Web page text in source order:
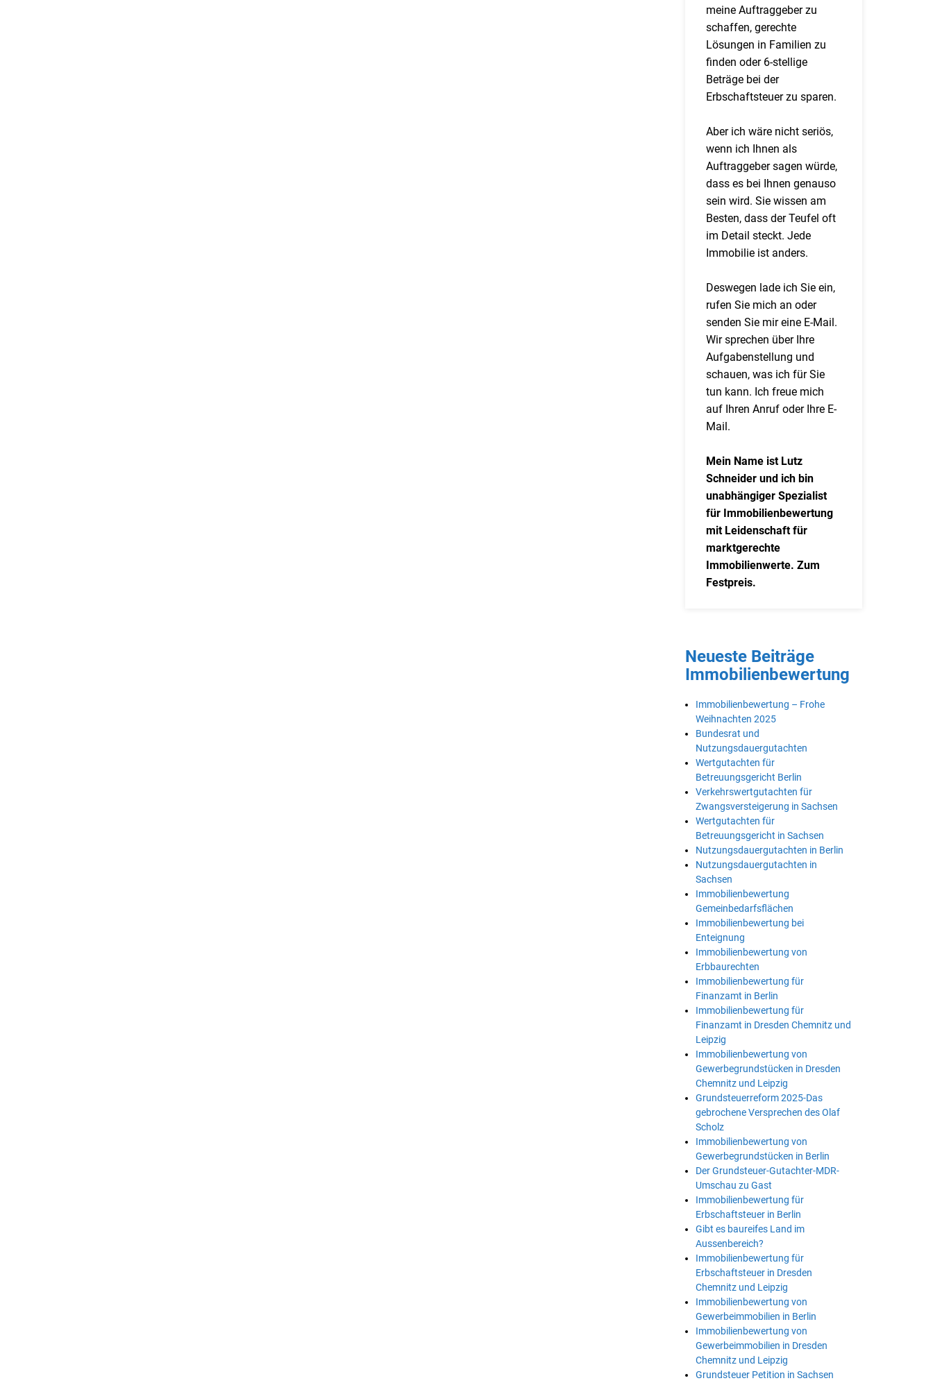
meine Auftraggeber zu
schaffen, gerechte
Lösungen in Familien zu
finden oder 6-stellige
Beträge bei der
Erbschaftsteuer zu sparen.
Aber ich wäre nicht seriös,
wenn ich Ihnen als
Auftraggeber sagen würde,
dass es bei Ihnen genauso
sein wird. Sie wissen am
Besten, dass der Teufel oft
im Detail steckt. Jede
Immobilie ist anders.
Deswegen lade ich Sie ein,
rufen Sie mich an oder
senden Sie mir eine E-Mail.
Wir sprechen über Ihre
Aufgabenstellung und
schauen, was ich für Sie
tun kann. Ich freue mich
auf Ihren Anruf oder Ihre E-
Mail.
Mein Name ist Lutz
Schneider und ich bin
unabhängiger Spezialist
für Immobilienbewertung
mit Leidenschaft für
marktgerechte
Immobilienwerte. Zum
Festpreis.
Neueste Beiträge
Immobilienbewertung
Immobilienbewertung – Frohe
Weihnachten 2025
Bundesrat und
Nutzungsdauergutachten
Wertgutachten für
Betreuungsgericht Berlin
Verkehrswertgutachten für
Zwangsversteigerung in Sachsen
Wertgutachten für
Betreuungsgericht in Sachsen
Nutzungsdauergutachten in Berlin
Nutzungsdauergutachten in
Sachsen
Immobilienbewertung
Gemeinbedarfsflächen
Immobilienbewertung bei
Enteignung
Immobilienbewertung von
Erbbaurechten
Immobilienbewertung für
Finanzamt in Berlin
Immobilienbewertung für
Finanzamt in Dresden Chemnitz und
Leipzig
Immobilienbewertung von
Gewerbegrundstücken in Dresden
Chemnitz und Leipzig
Grundsteuerreform 2025-Das
gebrochene Versprechen des Olaf
Scholz
Immobilienbewertung von
Gewerbegrundstücken in Berlin
Der Grundsteuer-Gutachter-MDR-
Umschau zu Gast
Immobilienbewertung für
Erbschaftsteuer in Berlin
Gibt es baureifes Land im
Aussenbereich?
Immobilienbewertung für
Erbschaftsteuer in Dresden
Chemnitz und Leipzig
Immobilienbewertung von
Gewerbeimmobilien in Berlin
Immobilienbewertung von
Gewerbeimmobilien in Dresden
Chemnitz und Leipzig
Grundsteuer Petition in Sachsen